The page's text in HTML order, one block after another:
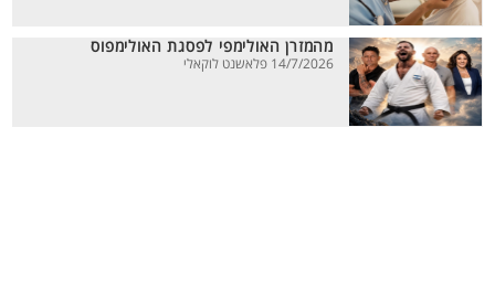
מהמזרן האולימפי לפסגת האולימפוס
14/7/2026 פלאשנט לוקאלי